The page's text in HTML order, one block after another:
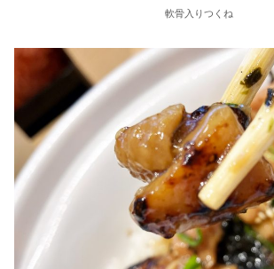
軟骨入りつくね